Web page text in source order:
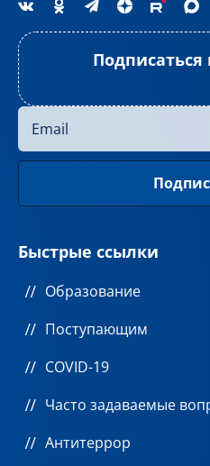
Подписаться
Быстрые ссылки
Образование
Поступающим
COVID-19
Часто задаваемые
Антитеррор